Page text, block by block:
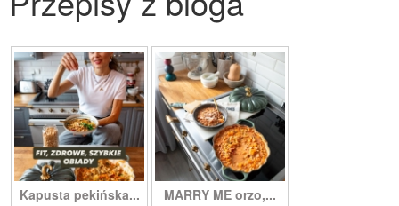
Kapusta pekińska... MARRY ME orzo,...